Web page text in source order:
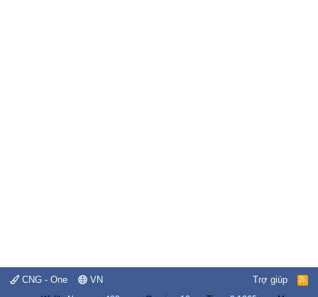
CNG - One VN Trợ giúp
R